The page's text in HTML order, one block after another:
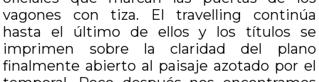
vagones con tiza. El travelling continúa
hasta el último de ellos y los títulos se
imprimen sobre la claridad del plano
finalmente abierto al paisaje azotado por el